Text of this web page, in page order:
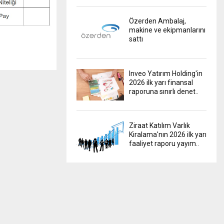
Özerden Ambalaj,
makine ve ekipmanlarını
sattı
Inveo Yatırım Holding'in
2026 ilk yarı finansal
raporuna sınırlı denet..
Ziraat Katılım Varlık
Kiralama'nın 2026 ilk yarı
faaliyet raporu yayım..